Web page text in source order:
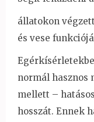
állatokon
és vese
normál hasznos
mellett –
hosszát. Ennek